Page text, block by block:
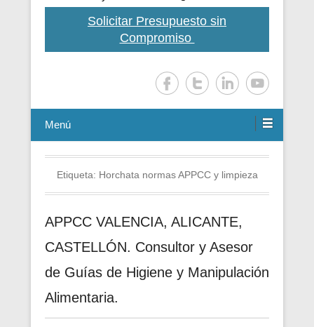
Solicitar Presupuesto sin
Compromiso
Menú
Etiqueta: Horchata normas APPCC y limpieza
APPCC VALENCIA, ALICANTE,
CASTELLÓN. Consultor y Asesor
de Guías de Higiene y Manipulación
Alimentaria.